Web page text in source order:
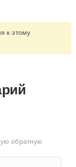
к этому
обратную